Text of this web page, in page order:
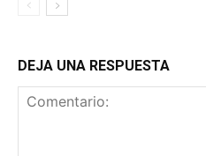
DEJA UNA RESPUESTA